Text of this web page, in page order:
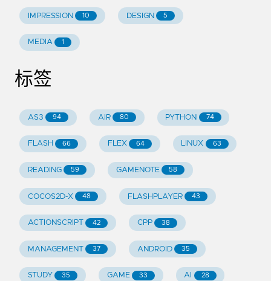
IMPRESSION 10 DESIGN 5
MEDIA 1
标签
AS3 94 AIR 80 PYTHON 74
FLASH 66 FLEX 64 LINUX 63
READING 59 GAMENOTE 58
COCOS2D-X 48 FLASHPLAYER 43
ACTIONSCRIPT 42 CPP 38
MANAGEMENT 37 ANDROID 35
STUDY 35 GAME 33 AI 28